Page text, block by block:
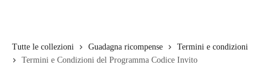
Tutte le collezioni Guadagna ricompense
Termini e condizioni
Termini e Condizioni del Programma Codice Invito